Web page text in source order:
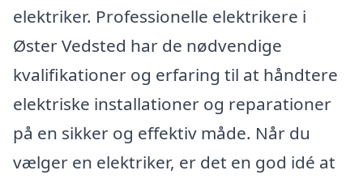
elektriker. Professionelle elektrikere i
Øster Vedsted har de nødvendige
kvalifikationer og erfaring til at håndtere
elektriske installationer og reparationer
på en sikker og effektiv måde. Når du
vælger en elektriker, er det en god idé at